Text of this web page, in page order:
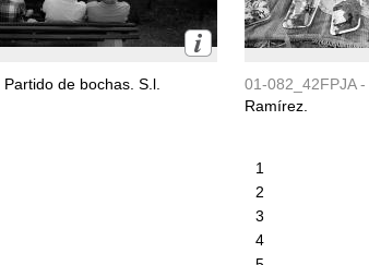
Partido de bochas. S.l. 01-082_42FPJA -
Ramírez.
1
2
3
4